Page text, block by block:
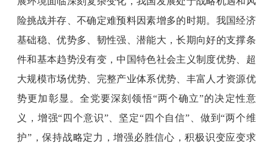
险挑战并存、不确定难预料因素增多的时期。我国经济
基础稳、优势多、韧性强、潜能大，长期向好的支撑条
件和基本趋势没有变，中国特色社会主义制度优势、超
大规模市场优势、完整产业体系优势、丰富人才资源优
势更加彰显。全党要深刻领悟“两个确立”的决定性意
义，增强“四个意识”、坚定“四个自信”、做到“两个维
护”，保持战略定力，增强必胜信心，积极识变应变求